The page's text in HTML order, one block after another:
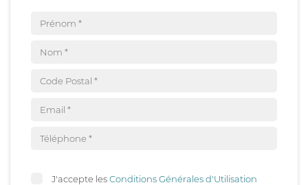
J'accepte lesConditions Générales d'Utilisation